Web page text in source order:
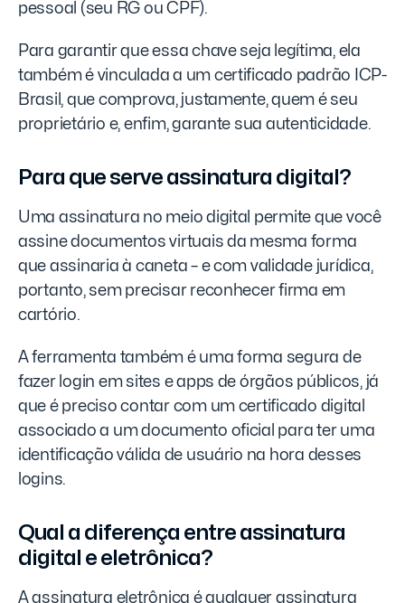
pessoal (seu RG ou CPF).
Para garantir que essa chave seja legítima, ela
também é vinculada a um certificado padrão ICP-
Brasil, que comprova, justamente, quem é seu
proprietário e, enfim, garante sua autenticidade.
Para que serve assinatura digital?
Uma assinatura no meio digital permite que você
assine documentos virtuais da mesma forma
que assinaria à caneta – e com validade jurídica,
portanto, sem precisar reconhecer firma em
cartório.
A ferramenta também é uma forma segura de
fazer login em sites e apps de órgãos públicos, já
que é preciso contar com um certificado digital
associado a um documento oficial para ter uma
identificação válida de usuário na hora desses
logins.
Qual a diferença entre assinatura
digital e eletrônica?
A assinatura eletrônica é qualquer assinatura